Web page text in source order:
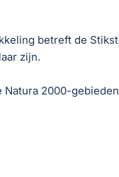
betreft de
zijn.
2000-